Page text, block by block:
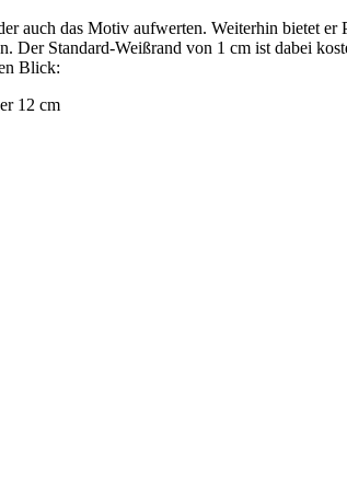
auch das Motiv aufwerten. Weiterhin bietet
Der Standard-Weißrand von 1 cm ist dabei
Blick:
12 cm